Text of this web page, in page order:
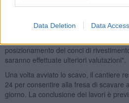
Data Deletion Data Access
Giani ha spiegato per mercoledì 26 la
scavando nel terreno per circa mezzo
posizionamento dei conci di
saranno effettuate ulteriori valutazioni".
Una volta avviato lo scavo, il cantiere
24 per consentire alla fresa di scavare
giorno. La conclusione dei lavori è